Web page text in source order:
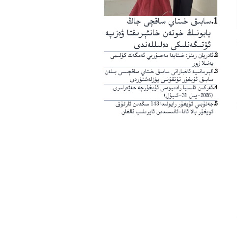
1
.سابىق خىتاي ساقچى جاڭ
يابونىڭ خوتەن خانئېرىقتا ۋەزىپە
ئۆتىگەنلىكى دەلىللەندى
2
.ئادريان زېنز: خىتايدا مەجبۇرىي ئەمگەك كۆلىمى
يەنىلا زور
3
.گېرمانىيە ئاخباراتى سابىق خىتاي ساقچىسى بىلەن
سابىق ئۇيغۇر تۇتقۇننى يۈزلەشتۈردى
4
.ئەركىن ئاسىيا رادىيوسى ئۇيغۇرچە خەۋەرلىرى
(2026-يىل 31-ئىيۇل)
5
.
جەنۇبىي ئۇيغۇر رايونىدا 143 مىڭدىن ئارتۇق
ئويغۇر بالا ئاتا-ئانىسىدىن ئايرىلىپ قالغان